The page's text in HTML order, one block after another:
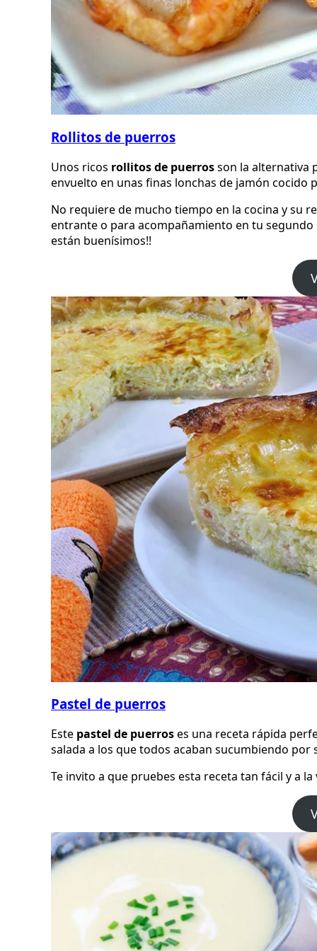
Rollitos de puerros
Unos ricos rollitos de puerrosson la alternativa
envuelto en unas finas lonchas de jamón
No requiere de mucho tiempo en la cocina y su
entrante o para acompañamiento en tu
están buenísimos!!
Pastel de puerros
Este pastel de puerroses una receta rápida
salada a los que todos acaban sucumbiendo por
Te invito a que pruebes esta receta tan fácil y a